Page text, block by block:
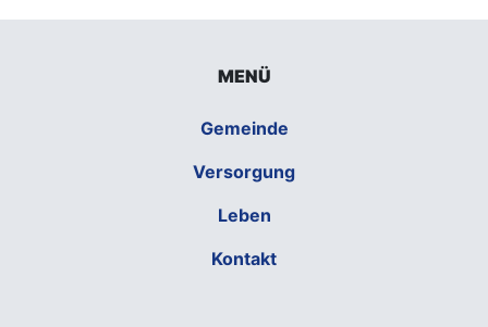
MENÜ
Gemeinde
Versorgung
Leben
Kontakt